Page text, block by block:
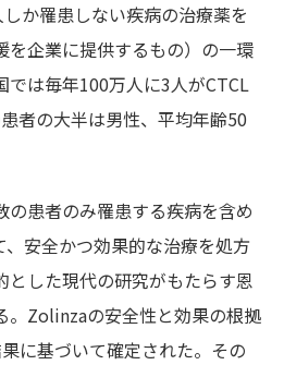
か罹患しない疾病の治療薬を
を企業に提供するもの）の一環
では毎年100万人に3人がCTCL
者の大半は男性、平均年齢50
の患者のみ罹患する疾病を含め
、安全かつ効果的な治療を処方
とした現代の研究がもたらす恩
。Zolinzaの安全性と効果の根拠
に基づいて確定された。その